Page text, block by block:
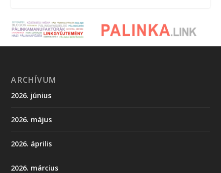
ARCHÍVUM
2026. június
2026. május
2026. április
2026. március